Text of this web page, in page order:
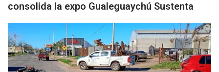
consolida la expo Gualeguaychú Sustenta